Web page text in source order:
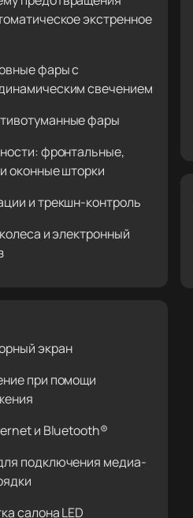
экстренное
фары с
свечением
фары
фронтальные,
оконные шторки
и трекшн-контроль
и электронный
экран
при помощи
и Bluetooth®
подключения медиа-
салона LED